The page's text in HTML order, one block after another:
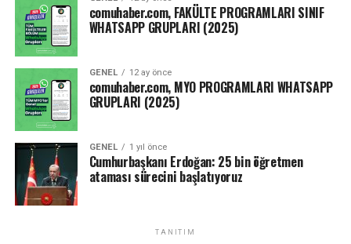
comuhaber.com, FAKÜLTE PROGRAMLARI SINIF
WHATSAPP GRUPLARI (2025)
GENEL 12 ay önce
comuhaber.com, MYO PROGRAMLARI WHATSAPP
GRUPLARI (2025)
GENEL 1 yıl önce
Cumhurbaşkanı Erdoğan: 25 bin öğretmen
ataması sürecini başlatıyoruz
TANITIM